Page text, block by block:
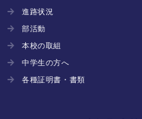
進路状況
部活動
本校の取組
中学生の方へ
各種証明書・書類